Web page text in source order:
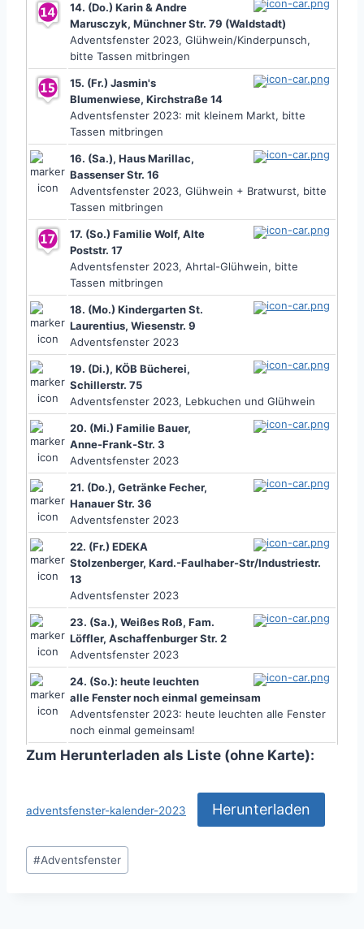
14. (Do.) Karin & Andre
Marusczyk, Münchner Str. 79 (Waldstadt)
Adventsfenster 2023, Glühwein/Kinderpunsch,
bitte Tassen mitbringen
15. (Fr.) Jasmin's
Blumenwiese, Kirchstraße 14
Adventsfenster 2023: mit kleinem Markt, bitte
Tassen mitbringen
16. (Sa.), Haus Marillac,
Bassenser Str. 16
Adventsfenster 2023, Glühwein + Bratwurst, bitte
Tassen mitbringen
17. (So.) Familie Wolf, Alte
Poststr. 17
Adventsfenster 2023, Ahrtal-Glühwein, bitte
Tassen mitbringen
18. (Mo.) Kindergarten St.
Laurentius, Wiesenstr. 9
Adventsfenster 2023
19. (Di.), KÖB Bücherei,
Schillerstr. 75
Adventsfenster 2023, Lebkuchen und Glühwein
20. (Mi.) Familie Bauer,
Anne-Frank-Str. 3
Adventsfenster 2023
21. (Do.), Getränke Fecher,
Hanauer Str. 36
Adventsfenster 2023
22. (Fr.) EDEKA
Stolzenberger, Kard.-Faulhaber-Str/Industriestr.
13
Adventsfenster 2023
23. (Sa.), Weißes Roß, Fam.
Löffler, Aschaffenburger Str. 2
Adventsfenster 2023
24. (So.): heute leuchten
alle Fenster noch einmal gemeinsam
Adventsfenster 2023: heute leuchten alle Fenster
noch einmal gemeinsam!
Zum Herunterladen als Liste (ohne Karte):
adventsfenster-kalender-2023 Herunterladen
Schlagworte:
#Adventsfenster